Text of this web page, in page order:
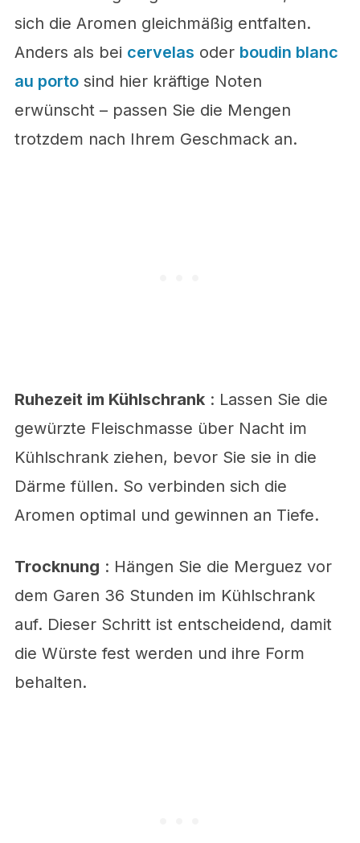
sich die Aromen gleichmäßig entfalten.
Anders als bei cervelas oder boudin blanc
au portosind hier kräftige Noten
erwünscht – passen Sie die Mengen
trotzdem nach Ihrem Geschmack an.
Ruhezeit im Kühlschrank: Lassen Sie die
gewürzte Fleischmasse über Nacht im
Kühlschrank ziehen, bevor Sie sie in die
Därme füllen. So verbinden sich die
Aromen optimal und gewinnen an Tiefe.
Trocknung : Hängen Sie die Merguez vor
dem Garen 36 Stunden im Kühlschrank
auf. Dieser Schritt ist entscheidend, damit
die Würste fest werden und ihre Form
behalten.